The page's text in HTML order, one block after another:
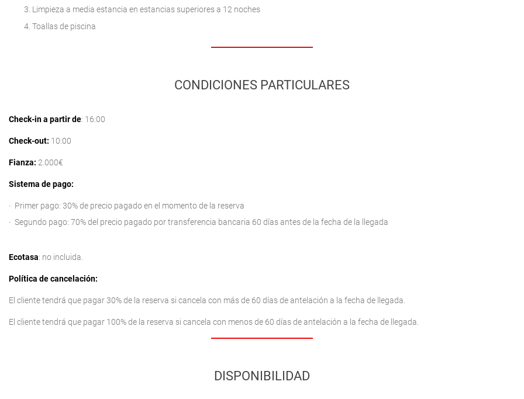
Limpieza a media estancia en estancias superiores a 12 noches
Toallas de piscina
CONDICIONES PARTICULARES
Check-in a partir de: 16:00
Check-out: 10:00
Fianza: 2.000€
Sistema de pago:
Primer pago: 30% de precio pagado en el momento de la reserva
Segundo pago: 70% del precio pagado por transferencia bancaria 60 días antes de la fecha de la llegada
Ecotasa: no incluida.
Política de cancelación:
El cliente tendrá que pagar 30% de la reserva si cancela con más de 60 días de antelación a la fecha de llegada.
El cliente tendrá que pagar 100% de la reserva si cancela con menos de 60 días de antelación a la fecha de llegada.
DISPONIBILIDAD